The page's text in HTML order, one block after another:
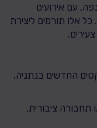
עם אירועים
אלו תורמים ליצירת
החדשים בנתניה,
תחבורה ציבורית,